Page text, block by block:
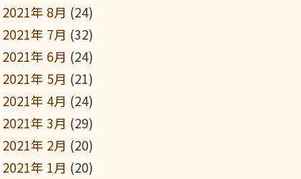
2021年 8月 (24)
2021年 7月 (32)
2021年 6月 (24)
2021年 5月 (21)
2021年 4月 (24)
2021年 3月 (29)
2021年 2月 (20)
2021年 1月 (20)